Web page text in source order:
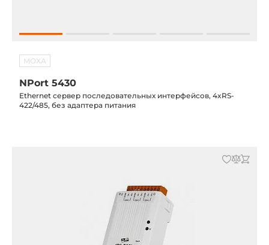
MOXA
NPort 5430
Ethernet сервер последовательных интерфейсов, 4xRS-
422/485, без адаптера питания